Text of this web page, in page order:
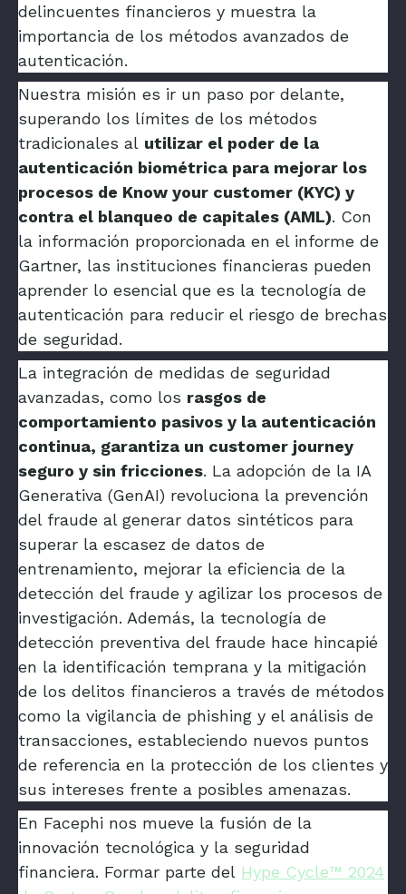
delincuentes financieros y muestra la
importancia de los métodos avanzados de
autenticación.
Nuestra misión es ir un paso por delante,
superando los límites de los métodos
tradicionales al utilizar el poder de la
autenticación biométrica para mejorar los
procesos de Know your customer (KYC) y
contra el blanqueo de capitales (AML). Con
la información proporcionada en el informe de
Gartner, las instituciones financieras pueden
aprender lo esencial que es la tecnología de
autenticación para reducir el riesgo de brechas
de seguridad.
La integración de medidas de seguridad
avanzadas, como los rasgos de
comportamiento pasivos y la autenticación
continua, garantiza un customer journey
seguro y sin fricciones. La adopción de la IA
Generativa (GenAI) revoluciona la prevención
del fraude al generar datos sintéticos para
superar la escasez de datos de
entrenamiento, mejorar la eficiencia de la
detección del fraude y agilizar los procesos de
investigación. Además, la tecnología de
detección preventiva del fraude hace hincapié
en la identificación temprana y la mitigación
de los delitos financieros a través de métodos
como la vigilancia de phishing y el análisis de
transacciones, estableciendo nuevos puntos
de referencia en la protección de los clientes y
sus intereses frente a posibles amenazas.
En Facephi nos mueve la fusión de la
innovación tecnológica y la seguridad
financiera. Formar parte del Hype Cycle™ 2024